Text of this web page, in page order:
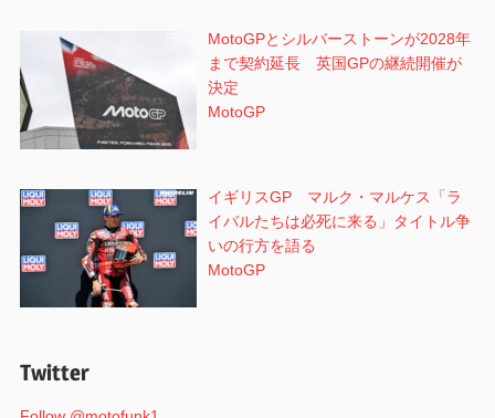
MotoGPとシルバーストーンが2028年
まで契約延長 英国GPの継続開催が
決定
MotoGP
イギリスGP マルク・マルケス「ラ
イバルたちは必死に来る」タイトル争
いの行方を語る
MotoGP
Twitter